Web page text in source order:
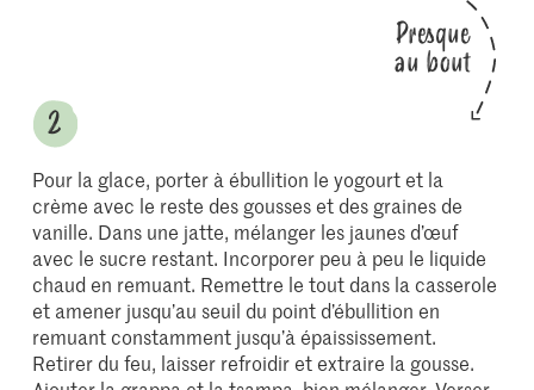
Presque
au bout
Pour la glace, porter à ébullition le yogourt et la
crème avec le reste des gousses et des graines de
vanille. Dans une jatte, mélanger les jaunes d’œuf
avec le sucre restant. Incorporer peu à peu le liquide
chaud en remuant. Remettre le tout dans la casserole
et amener jusqu’au seuil du point d’ébullition en
remuant constamment jusqu’à épaississement.
Retirer du feu, laisser refroidir et extraire la gousse.